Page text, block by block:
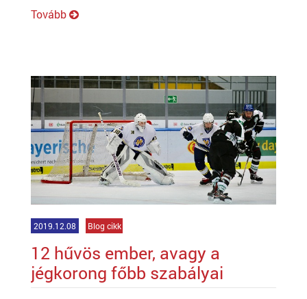
Tovább
2019.12.08 Blog cikk
12 hűvös ember, avagy a
jégkorong főbb szabályai